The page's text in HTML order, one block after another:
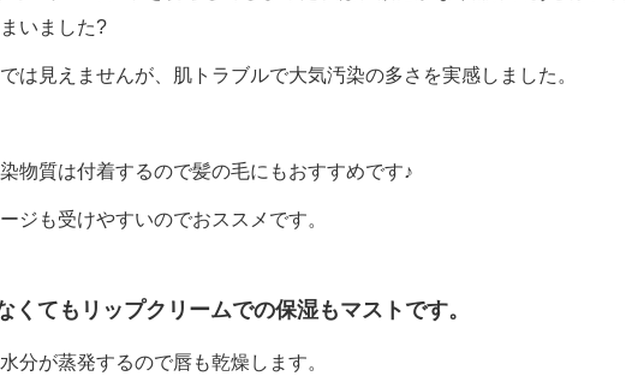
いました?
は見えませんが、肌トラブルで大気汚染の多さを実感しました。
物質は付着するので髪の毛にもおすすめです♪
ジも受けやすいのでおススメです。
くてもリップクリームでの保湿もマストです。
分が蒸発するので唇も乾燥します。